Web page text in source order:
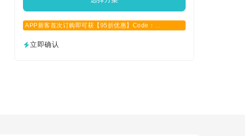
APP新客首次订购即可获【95折优惠】Code：
立即确认